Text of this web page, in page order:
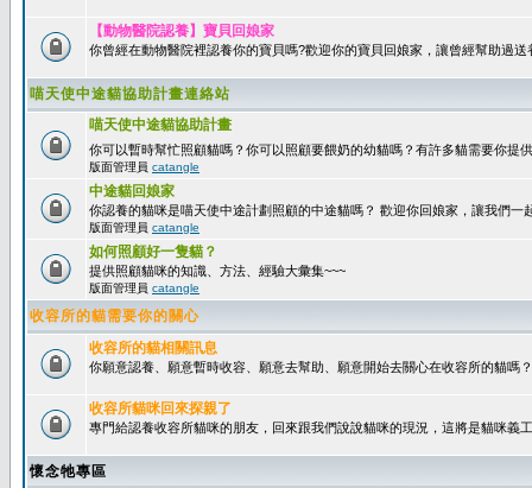
【動物醫院認養】寶貝回娘家
你曾經在動物醫院裡認養你的寶貝嗎?歡迎你的寶貝回娘家，讓曾經幫助過
喵天使中途貓協助計畫連絡站
喵天使中途貓協助計畫
你可以暫時幫忙照顧貓嗎？你可以照顧要餵奶的幼貓嗎？有許多貓需要你提
版面管理員 catangle
中途貓回娘家
你認養的貓咪是喵天使中途計劃照顧的中途貓嗎？ 歡迎你回娘家，讓我們一
版面管理員 catangle
如何照顧好一隻貓？
提供照顧貓咪的知識、方法、經驗大彙集~~~
版面管理員 catangle
收容所的貓需要你的關心
收容所的貓相關訊息
你願意認養、願意暫時收容、願意去幫助、願意開始去關心在收容所的貓嗎？
收容所貓咪回來探親了
專門給認養收容所貓咪的朋友，回來跟我們說說貓咪的現況，這將是貓咪義
懷念牠專區